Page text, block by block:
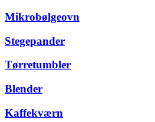
Mikrobølgeovn
Stegepander
Tørretumbler
Blender
Kaffekværn